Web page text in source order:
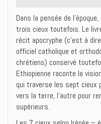
Dans la pensée de
trois cieux toutefois. Le
récit apocryphe (c’est à
officiel catholique et
chrétiens) conservé
Ethiopienne raconte la
qui traverse les sept cieux
vers la terre, l’autre pour
supérieurs.